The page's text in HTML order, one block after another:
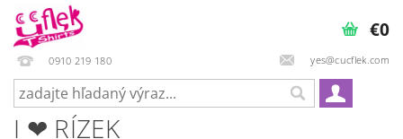
0910 219 180 yes@cucflek.com
€0
I ❤ RÍZEK